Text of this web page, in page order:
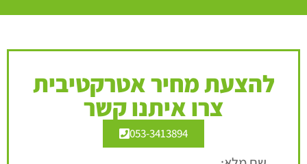
להצעת מחיר אטרקטיבית
צרו איתנו קשר
053-3413894